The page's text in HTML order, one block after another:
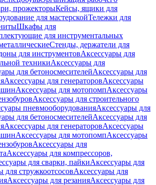
прожекторыКейсы, ящики для
для мастерскойТележки для
Шкафы для
для инструментальных
Стенды, держатели для
для инструментовАксессуары для
техникиАксессуары для
для бетоносмесителейАксессуары для
Аксессуары для генераторовАксессуары
Аксессуары для мотопомпАксессуары
Аксессуары для строительного
пневмооборудованияАксессуары для
для бетоносмесителейАксессуары для
Аксессуары для генераторовАксессуары
Аксессуары для мотопомпАксессуары
Аксессуары для
Аксессуары для компрессоров,
для сварки, пайкиАксессуары для
для стружкоотсосовАксессуары для
Аксессуары для резанияАксессуары для